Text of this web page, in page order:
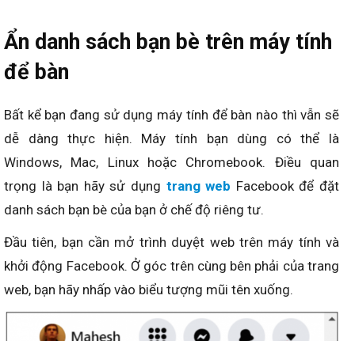
Ẩn danh sách bạn bè trên máy tính
để bàn
Bất kể bạn đang sử dụng máy tính để bàn nào thì vẫn sẽ
dễ dàng thực hiện. Máy tính bạn dùng có thể là
Windows, Mac, Linux hoặc Chromebook. Điều quan
trọng là bạn hãy sử dụng trang web Facebook để đặt
danh sách bạn bè của bạn ở chế độ riêng tư.
Đầu tiên, bạn cần mở trình duyệt web trên máy tính và
khởi động Facebook. Ở góc trên cùng bên phải của trang
web, bạn hãy nhấp vào biểu tượng mũi tên xuống.